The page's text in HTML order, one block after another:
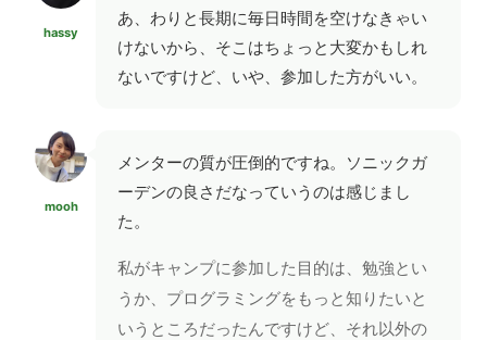
hassy
あ、わりと長期に毎日時間を空けなきゃい
けないから、そこはちょっと大変かもしれ
ないですけど、いや、参加した方がいい。
mooh
メンターの質が圧倒的ですね。ソニックガ
ーデンの良さだなっていうのは感じまし
た。
私がキャンプに参加した目的は、勉強とい
うか、プログラミングをもっと知りたいと
いうところだったんですけど、それ以外の